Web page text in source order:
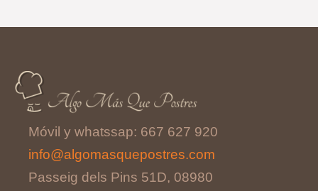
Móvil y whatssap: 667 627 920
info@algomasquepostres.com
Passeig dels Pins 51D, 08980